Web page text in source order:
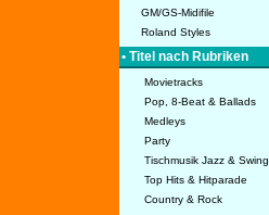
GM/GS-Midifile
Roland Styles
• Titel nach Rubriken
Movietracks
Pop, 8-Beat & Ballads
Medleys
Party
Tischmusik Jazz & Swing
Top Hits & Hitparade
Country & Rock